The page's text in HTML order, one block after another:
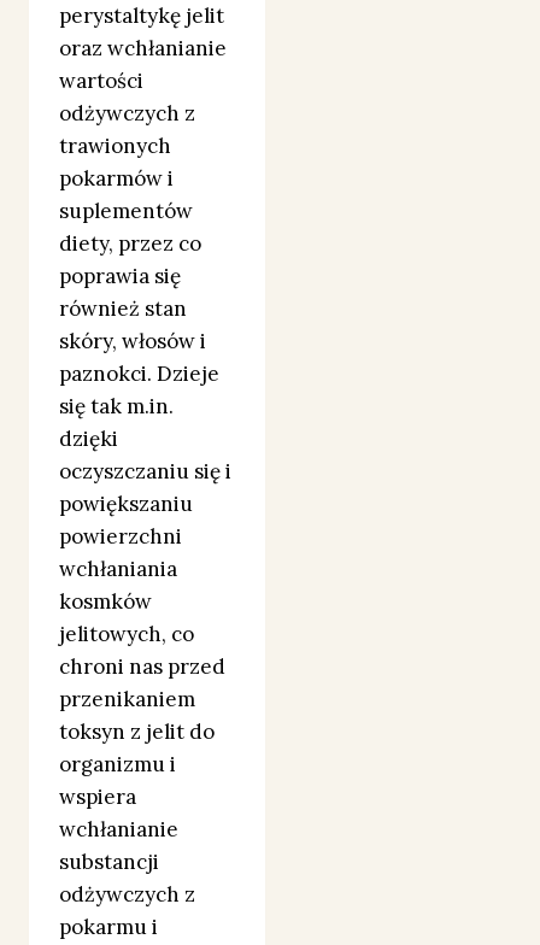
perystaltykę jelit
oraz wchłanianie
wartości
odżywczych z
trawionych
pokarmów i
suplementów
diety, przez co
poprawia się
również stan
skóry, włosów i
paznokci. Dzieje
się tak m.in.
dzięki
oczyszczaniu się i
powiększaniu
powierzchni
wchłaniania
kosmków
jelitowych, co
chroni nas przed
przenikaniem
toksyn z jelit do
organizmu i
wspiera
wchłanianie
substancji
odżywczych z
pokarmu i